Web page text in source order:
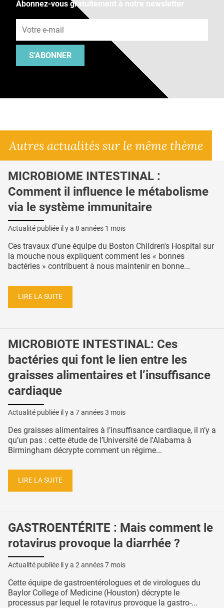
Abonnez-vous gratuitement à notre newsletter
S'ABONNER
Autres actualités sur le même thème
MICROBIOME INTESTINAL :
Comment il influence le métabolisme
via le système immunitaire
Actualité publiée il y a 8 années 1 mois
Ces travaux d’une équipe du Boston Children's Hospital sur
la mouche nous expliquent comment les « bonnes
bactéries » contribuent à nous maintenir en bonne...
LIRE LA SUITE
MICROBIOTE INTESTINAL: Ces
bactéries qui font le lien entre les
graisses alimentaires et l’insuffisance
cardiaque
Actualité publiée il y a 7 années 3 mois
Des graisses alimentaires à l’insuffisance cardiaque, il n’y a
qu’un pas : cette étude de l’Université de l'Alabama à
Birmingham décrypte comment un régime...
LIRE LA SUITE
GASTROENTÉRITE : Mais comment le
rotavirus provoque la diarrhée ?
Actualité publiée il y a 2 années 7 mois
Cette équipe de gastroentérologues et de virologues du
Baylor College of Medicine (Houston) décrypte le
processus par lequel le rotavirus provoque la gastro-...